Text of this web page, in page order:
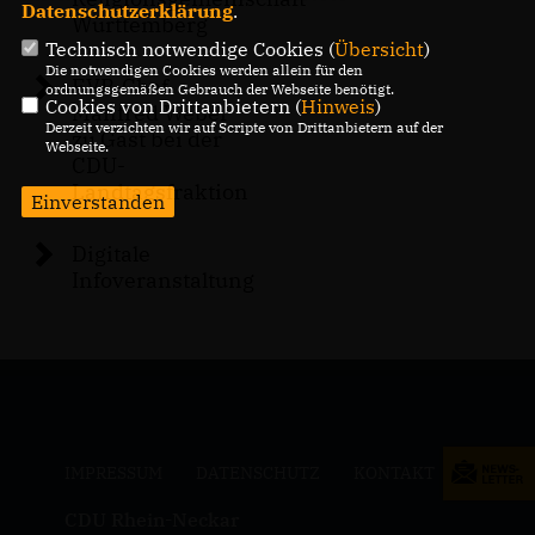
Württemberg
EVP-Chef
Manfred Weber
zu Gast bei der
Landtagsfraktion
Datenschutzerklärung.
Technisch notwendige Cookies (Übersicht)
Die notwendigen Cookies werden allein für den
ordnungsgemäßen Gebrauch der Webseite benötigt.
Cookies von Drittanbietern (Hinweis)
Derzeit verzichten wir auf Scripte von Drittanbietern auf der
Webseite.
Einverstanden